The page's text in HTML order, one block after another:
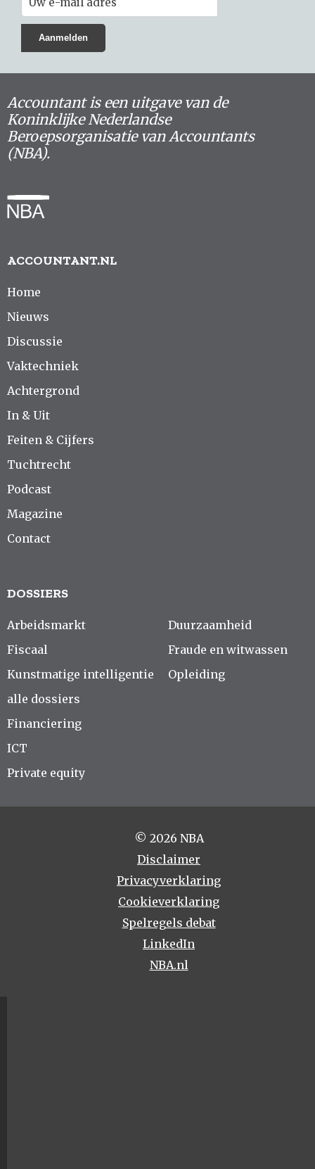
Accountant is een uitgave van de
Koninklijke Nederlandse
Beroepsorganisatie van Accountants
(NBA).
ACCOUNTANT.NL
Home
Nieuws
Discussie
Vaktechniek
Achtergrond
In & Uit
Feiten & Cijfers
Tuchtrecht
Podcast
Magazine
Contact
DOSSIERS
Arbeidsmarkt
Fiscaal
Kunstmatige intelligentie
alle dossiers
Duurzaamheid
Fraude en witwassen
Opleiding
Financiering
ICT
Private equity
© 2026 NBA
Disclaimer
Privacyverklaring
Cookieverklaring
Spelregels debat
LinkedIn
NBA.nl